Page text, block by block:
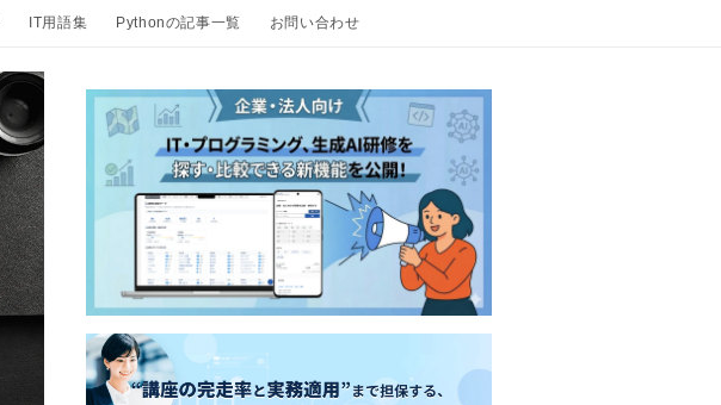
IT用語集 Pythonの記事一覧 お問い合わせ